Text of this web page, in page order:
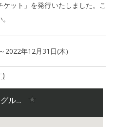
ット」を発行いたしました。こ
2022年12月31日(木)